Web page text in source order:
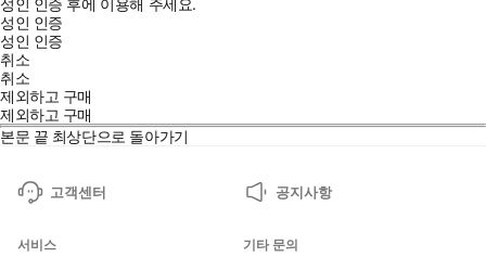
성인 인증 후에 이용해 주세요.
성인 인증
성인 인증
취소
취소
제외하고 구매
제외하고 구매
본문 끝 최상단으로 돌아가기
고객센터 공지사항
서비스
기타 문의